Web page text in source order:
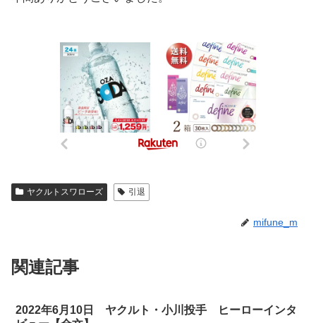
ヤクルトスワローズ 引退
mifune_m
関連記事
2022年6月10日 ヤクルト・小川投手 ヒーローインタ